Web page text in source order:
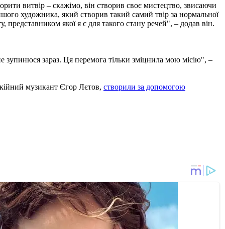
витвір – скажімо, він створив своє мистецтво, звисаючи
художника, який створив такий самий твір за нормальної
якої я є для такого стану речей", – додав він.
зараз. Ця перемога тільки зміцнила мою місію", –
музикант Єгор Лєтов, створили за допомогою